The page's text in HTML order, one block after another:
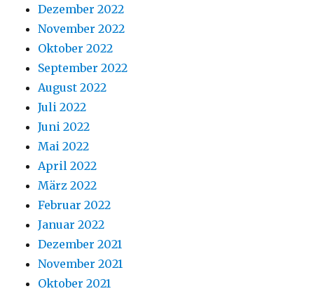
Dezember 2022
November 2022
Oktober 2022
September 2022
August 2022
Juli 2022
Juni 2022
Mai 2022
April 2022
März 2022
Februar 2022
Januar 2022
Dezember 2021
November 2021
Oktober 2021